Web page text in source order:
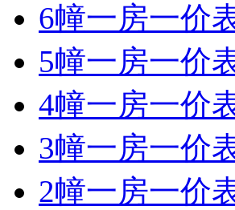
6幢一房一价
5幢一房一价
4幢一房一价
3幢一房一价
2幢一房一价